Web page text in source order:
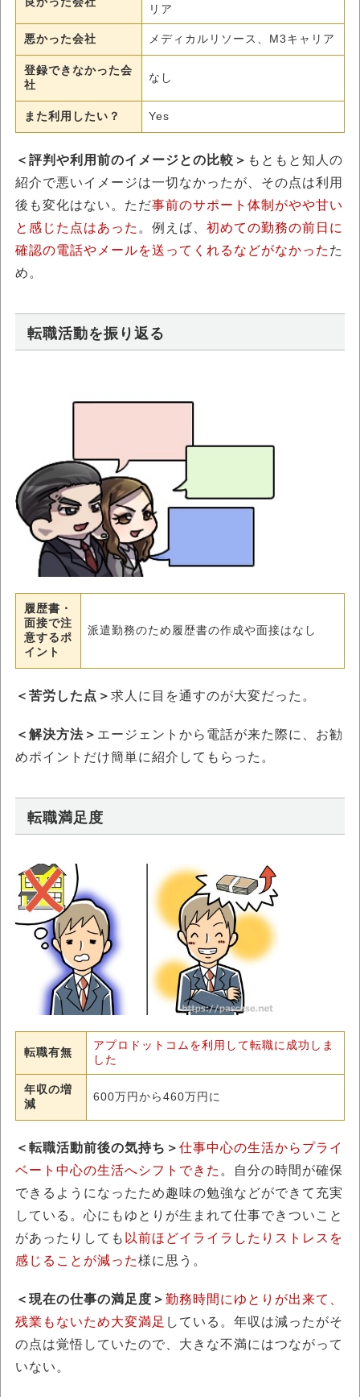
リア
悪かった会社 メディカルリソース、M3キャリア
登録できなかった会
社
なし
また利用したい？ Yes
＜評判や利用前のイメージとの比較＞ もともと知人の
紹介で悪いイメージは一切なかったが、その点は利用
後も変化はない。ただ事前のサポート体制がやや甘い
と感じた点はあった 。例えば、 初めての勤務の前日に
確認の電話やメールを送ってくれるなどがなかった た
め。
転職活動を振り返る
履歴書・
面接で注
意するポ
イント
派遣勤務のため履歴書の作成や面接はなし
＜苦労した点＞ 求人に目を通すのが大変だった。
＜解決方法＞ エージェントから電話が来た際に、お勧
めポイントだけ簡単に紹介してもらった。
転職満足度
転職有無
アプロドットコムを利用して転職に成功しま
した
年収の増
減
600万円から460万円に
＜転職活動前後の気持ち＞ 仕事中心の生活からプライ
ベート中心の生活へシフトできた 。自分の時間が確保
できるようになったため趣味の勉強などができて充実
している。心にもゆとりが生まれて仕事できついこと
があったりしても 以前ほどイライラしたりストレスを
感じることが減った様に思う。
＜現在の仕事の満足度＞ 勤務時間にゆとりが出来て、
残業もないため大変満足 している。年収は減ったがそ
の点は覚悟していたので、大きな不満にはつながって
いない。